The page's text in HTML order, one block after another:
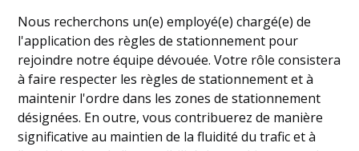
Nous recherchons un(e) employé(e) chargé(e) de
l'application des règles de stationnement pour
rejoindre notre équipe dévouée. Votre rôle consistera
à faire respecter les règles de stationnement et à
maintenir l'ordre dans les zones de stationnement
désignées. En outre, vous contribuerez de manière
significative au maintien de la fluidité du trafic et à